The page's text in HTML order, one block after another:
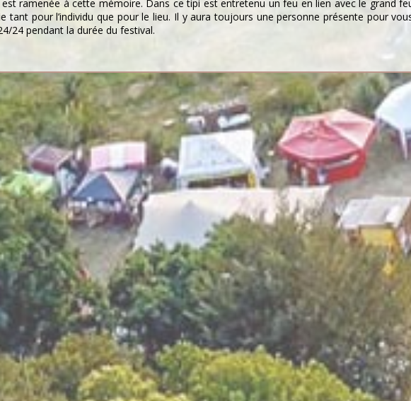
ramenée à cette mémoire. Dans ce tipi est entretenu un feu en lien avec le grand
tant pour l’individu que pour le lieu. Il y aura toujours une personne présente pour
24 pendant la durée du festival.